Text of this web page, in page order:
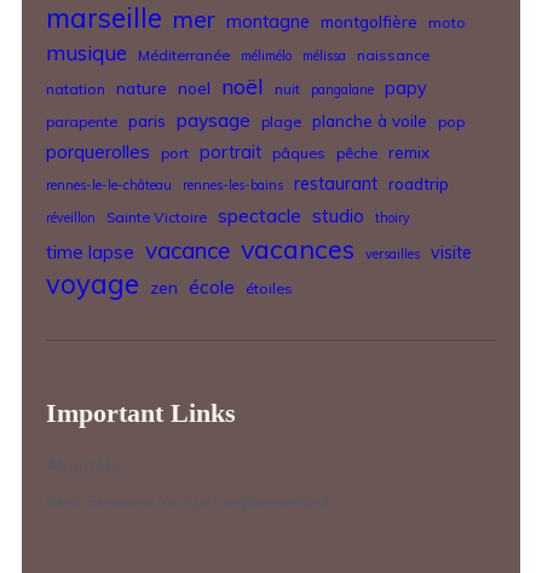
marseille mer montagne montgolfière moto
musique Méditerranée mélimélo mélissa
naissance
natation
nature noel noël nuit pangalane papy
parapente paris paysage plage planche à voile pop
porquerolles port portrait pâques pêche remix
rennes-le-le-château rennes-les-bains restaurant roadtrip
réveillon Sainte Victoire spectacle studio thoiry
time lapse vacance vacances versailles visite
voyage zen école étoiles
Important Links